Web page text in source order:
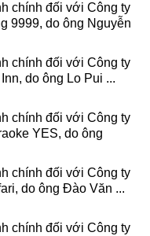
chính đối với Công ty
9999, do ông Nguyễn
chính đối với Công ty
do ông Lo Pui ...
chính đối với Công ty
YES, do ông
chính đối với Công ty
do ông Đào Văn ...
chính đối với Công ty